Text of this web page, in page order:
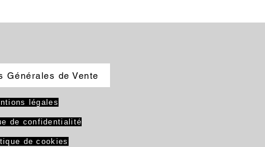
Générales de Vente
légales
de confidentialité
de cookies